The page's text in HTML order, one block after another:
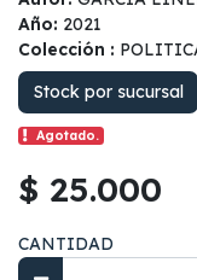
Año: 2021
Colección :
Stock por sucursal
Agotado.
$ 25.000
CANTIDAD